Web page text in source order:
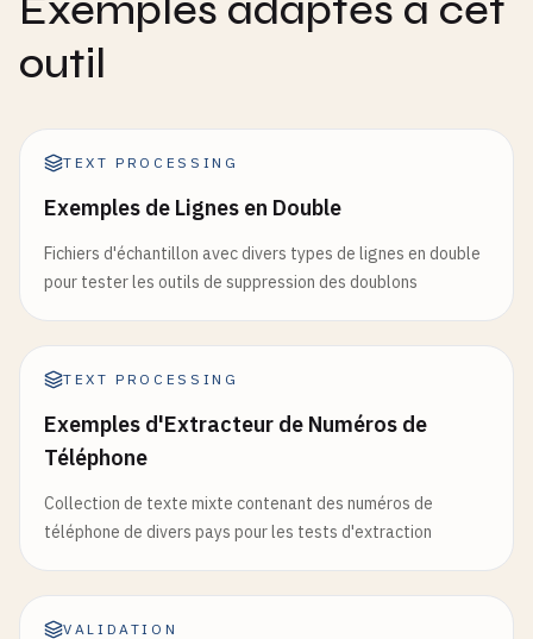
outil
TEXT PROCESSING
Exemples de Lignes en Double
Fichiers d'échantillon avec divers types de lignes en double
pour tester les outils de suppression des doublons
TEXT PROCESSING
Exemples d'Extracteur de Numéros de
Téléphone
Collection de texte mixte contenant des numéros de
téléphone de divers pays pour les tests d'extraction
VALIDATION